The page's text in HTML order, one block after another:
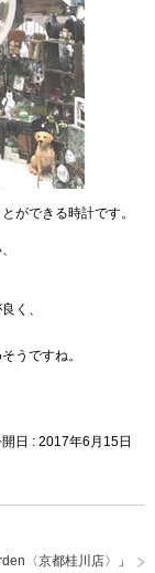
ができる時計です。
く、
うですね。
開日 :2017年6月15日
〈京都桂川店〉 」